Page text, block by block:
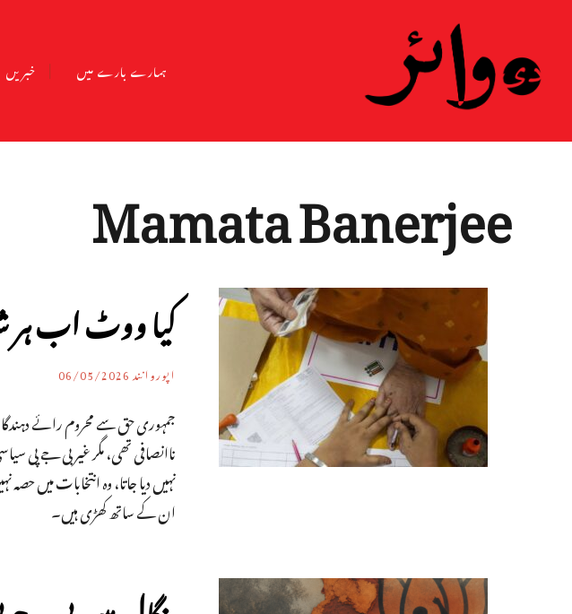
ہمارے بارے میں خبریں
Mamata Banerjee
کیا ووٹ اب ہر
اپوروانند06/05/2026
جمہوری حق سے محروم رائے
ناانصافی تھی، مگر غیر بی جے پی
نہیں دیا جاتا، وہ انتخابات میں
ان کے ساتھ کھڑی ہیں۔